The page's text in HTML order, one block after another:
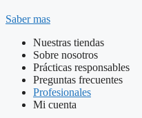
Saber mas
Nuestras tiendas
Sobre nosotros
Prácticas responsables
Preguntas frecuentes
Profesionales
Mi cuenta